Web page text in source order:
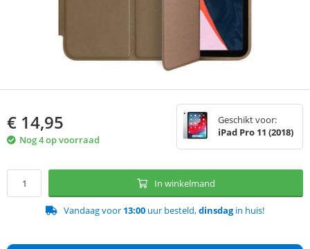
€ 14,95
Nog 4 op voorraad
Geschikt voor:
iPad Pro 11 (2018)
In winkelmand
Vandaag voor 13:00 uur besteld,dinsdagin huis!